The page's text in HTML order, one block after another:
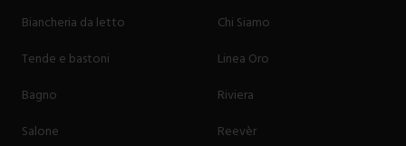
Biancheria da letto
Tende e bastoni
Bagno
Salone
Chi Siamo
Linea Oro
Riviera
Reevèr